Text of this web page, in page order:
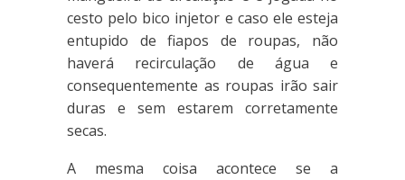
cesto pelo bico injetor e caso ele esteja
entupido de fiapos de roupas, não
haverá recirculação de água e
consequentemente as roupas irão sair
duras e sem estarem corretamente
secas.
A mesma coisa acontece se a